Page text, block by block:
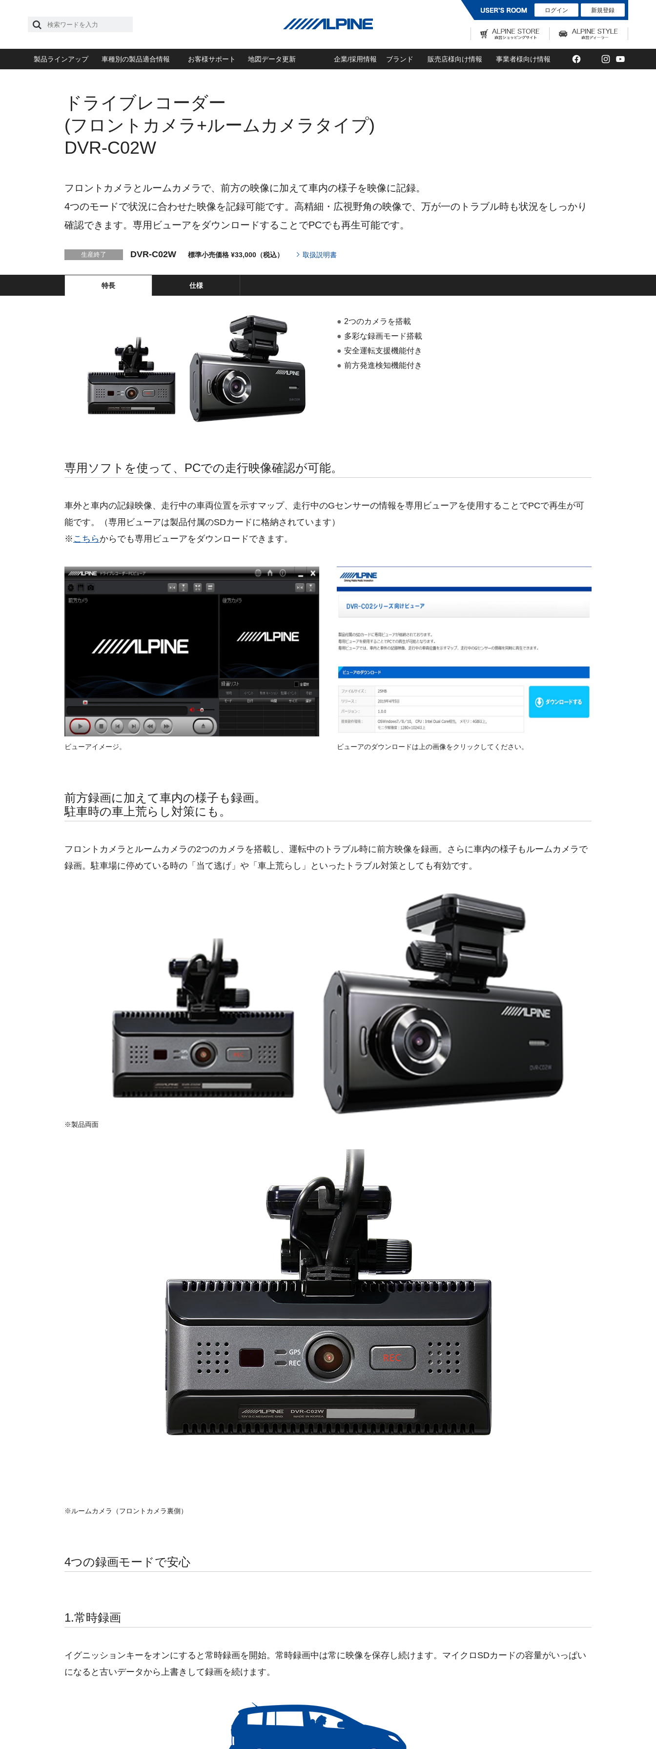
ログイン 新規登録
製品ラインアップ 車種別の製品適合情報 お客様サポート 地図データ更新 企業/採用情報 ブランド 販売店様向け情報 事業者様向け情報 Facebook
TwitterInstagram
ドライブレコーダー
(フロントカメラ+ルームカメラタイプ)
DVR-C02W
フロントカメラとルームカメラで、前方の映像に加えて車内の様子を映像に記録。
4つのモードで状況に合わせた映像を記録可能です。高精細・広視野角の映像で、万が一のトラブル時も状況をしっかり
確認できます。専用ビューアをダウンロードすることでPCでも再生可能です。
生産終了 DVR-C02W 標準小売価格 ¥33,000（税込） 取扱説明書
特長 仕様
● 2つのカメラを搭載
● 多彩な録画モード搭載
● 安全運転支援機能付き
● 前方発進検知機能付き
専用ソフトを使って、PCでの走行映像確認が可能。
車外と車内の記録映像、走行中の車両位置を示すマップ、走行中のGセンサーの情報を専用ビューアを使用することでPCで再生が可
能です。（専用ビューアは製品付属のSDカードに格納されています）
※ こちらからでも専用ビューアをダウンロードできます。
ビューアイメージ。 ビューアのダウンロードは上の画像をクリックしてください。
前方録画に加えて車内の様子も録画。
駐車時の車上荒らし対策にも。
フロントカメラとルームカメラの2つのカメラを搭載し、運転中のトラブル時に前方映像を録画。さらに車内の様子もルームカメラで
録画。駐車場に停めている時の「当て逃げ」や「車上荒らし」といったトラブル対策としても有効です。
※製品両面
※ルームカメラ（フロントカメラ裏側）
4つの録画モードで安心
1.常時録画
イグニッションキーをオンにすると常時録画を開始。常時録画中は常に映像を保存し続けます。マイクロSDカードの容量がいっぱい
になると古いデータから上書きして録画を続けます。